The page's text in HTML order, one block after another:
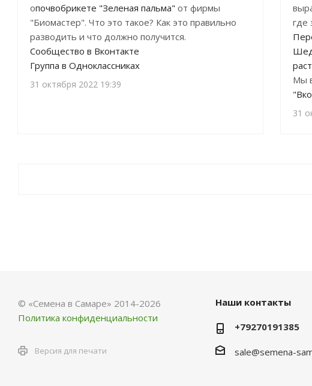
опочвобрикете "Зеленая пальма" от фирмы
"Биомастер". Что это такое? Как это правильно
разводить и что должно получится.
Сообщество в Вконтакте
Группа в Одноклассниках
31 октября 2022 19:39
где
Мы
31
© «Семена в Самаре» 2014-2026
Политика конфиденциальности
Версия для печати
Наши контакты
+79270191385
sale@semena-